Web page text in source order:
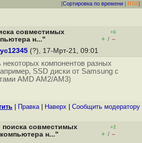
[Сортировка по времени | RSS]
совместимых
н..."
+6
+ / –
(?), 17-Мрт-21, 09:01
компонентов разных
SSD диски от Samsung с
AMD AM2/AM3)
Правка| Наверх Cообщить модератору
совместимых
н..."
+2
+ / –